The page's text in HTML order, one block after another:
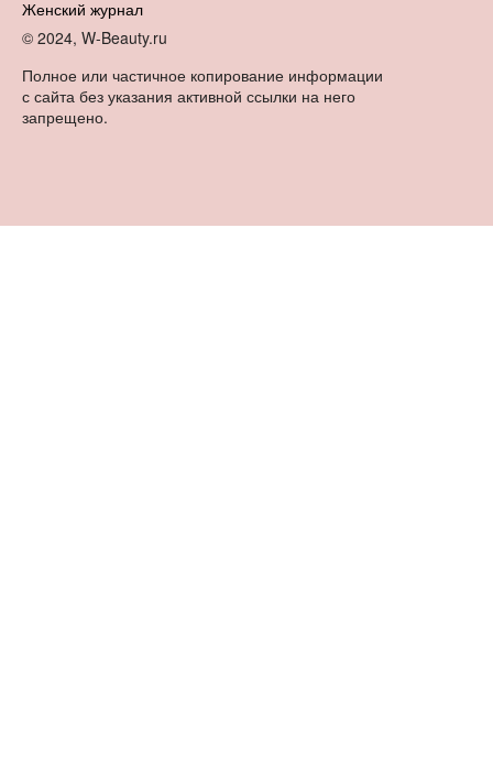
Женский журнал
© 2024, W-Beauty.ru
Полное или частичное копирование информации
с сайта без указания активной ссылки на него
запрещено.